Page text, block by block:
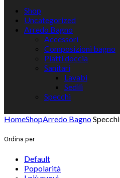
Shop
Uncategorized
Arredo Bagno
Accessori
Composizioni bagno
Piatti doccia
Sanitari
Lavabi
Sedili
Specchi
HomeShopArredo BagnoSpecchi
Ordina per
Default
Popolarità